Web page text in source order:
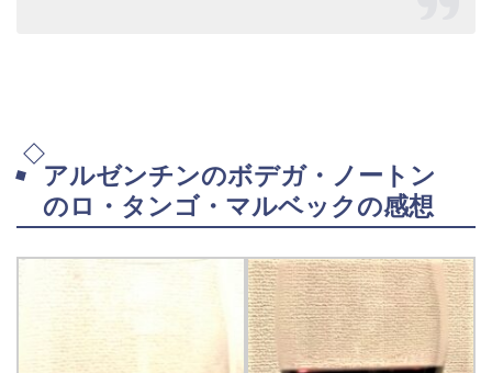
アルゼンチンのボデガ・ノートン
のロ・タンゴ・マルベックの感想